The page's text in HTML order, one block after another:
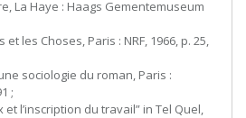
La Haye : Haags Gementemuseum
les Choses, Paris : NRF, 1966, p. 25,
sociologie du roman, Paris :
;
et l’inscription du travail” in Tel Quel,